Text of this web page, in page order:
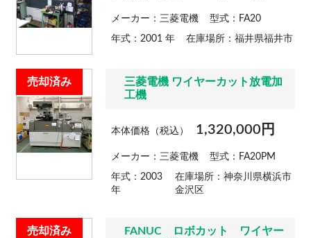
メーカー：三菱電機 型式：FA20
年式：2001 年 在庫場所：福井県福井市
売却済み
三菱電機 ワイヤーカット放電加
工機
本体価格（税込） 1,320,000円
メーカー：三菱電機 型式：FA20PM
年式：2003
年
在庫場所：神奈川県横浜市
金沢区
売却済み
FANUC ロボカット ワイヤー